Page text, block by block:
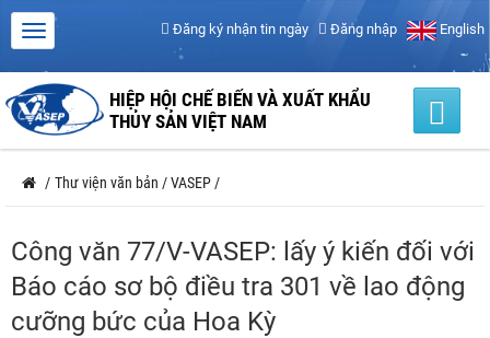
Đăng ký nhận tin ngày Đăng nhập English
HIỆP HỘI CHẾ BIẾN VÀ XUẤT KHẨU
THỦY SẢN VIỆT NAM
/ Thư viện văn bản /VASEP /
Công văn 77/V-VASEP: lấy ý kiến đối với
Báo cáo sơ bộ điều tra 301 về lao động
cưỡng bức của Hoa Kỳ